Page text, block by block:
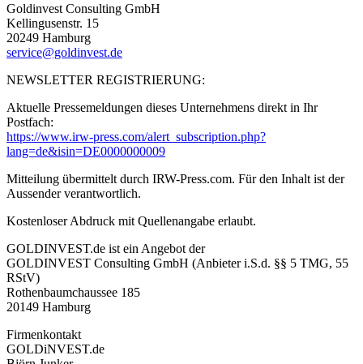
Goldinvest Consulting GmbH
Kellingusenstr. 15
20249 Hamburg
service@goldinvest.de
NEWSLETTER REGISTRIERUNG:
Aktuelle Pressemeldungen dieses Unternehmens direkt in Ihr
Postfach:
https://www.irw-press.com/alert_subscription.php?
lang=de&isin=DE0000000009
Mitteilung übermittelt durch IRW-Press.com. Für den Inhalt ist der
Aussender verantwortlich.
Kostenloser Abdruck mit Quellenangabe erlaubt.
GOLDINVEST.de ist ein Angebot der
GOLDINVEST Consulting GmbH (Anbieter i.S.d. §§ 5 TMG, 55
RStV)
Rothenbaumchaussee 185
20149 Hamburg
Firmenkontakt
GOLDiNVEST.de